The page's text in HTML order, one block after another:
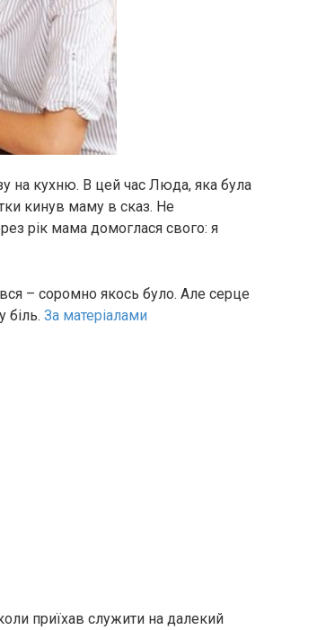
на кухню. В цей час Люда, яка була
кинув маму в скaз. Не
рік мама домоглася свого: я
– соромно якось було. Але серце
бiль. За матеріалами
приїхав служити на далекий